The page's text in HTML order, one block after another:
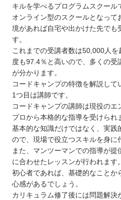
キルを学べるプログラムスクール
オンライン型のスクールとなって
境があれば自宅や出かけた先でも
す。
これまでの受講者数は50,000人
度も97.4％と高いので、多くの受
が分かります。
コードキャンプの特徴を解説して
1つ目は講師です。
コードキャンプの講師は現役のエ
プロから本格的な指導を受けられ
基本的な知識だけではなく、実践
ので、現場で役立つスキルを身に
また、マンツーマンでの指導が提
に合わせたレッスンが行われます。
初心者であれば、基礎的なことか
心感があるでしょう。
カリキュラム修了後には問題解決